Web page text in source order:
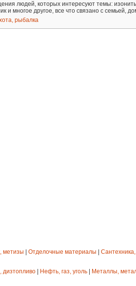
людей, которых интересуют темы:
и многое другое, все что связано с семьей,
рыбалка
метизы Отделочные материалы
дизтопливо Нефть, газ, уголь Металлы,